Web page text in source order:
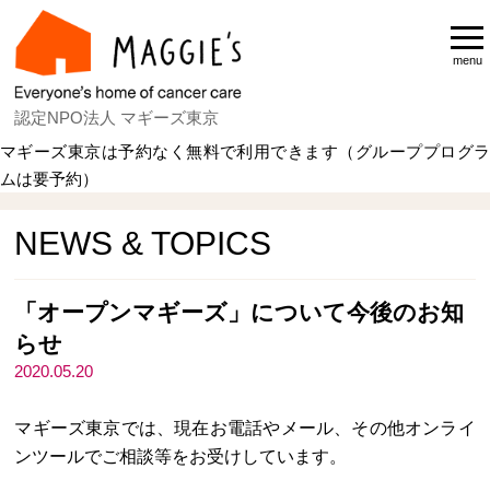
認定NPO法人 マギーズ東京
menu
マギーズ東京は予約なく無料で利用できます（グループプログラ
ムは要予約）
NEWS & TOPICS
「オープンマギーズ」について今後のお知
らせ
2020.05.20
マギーズ東京では、現在お電話やメール、その他オンライ
ンツールでご相談等をお受けしています。